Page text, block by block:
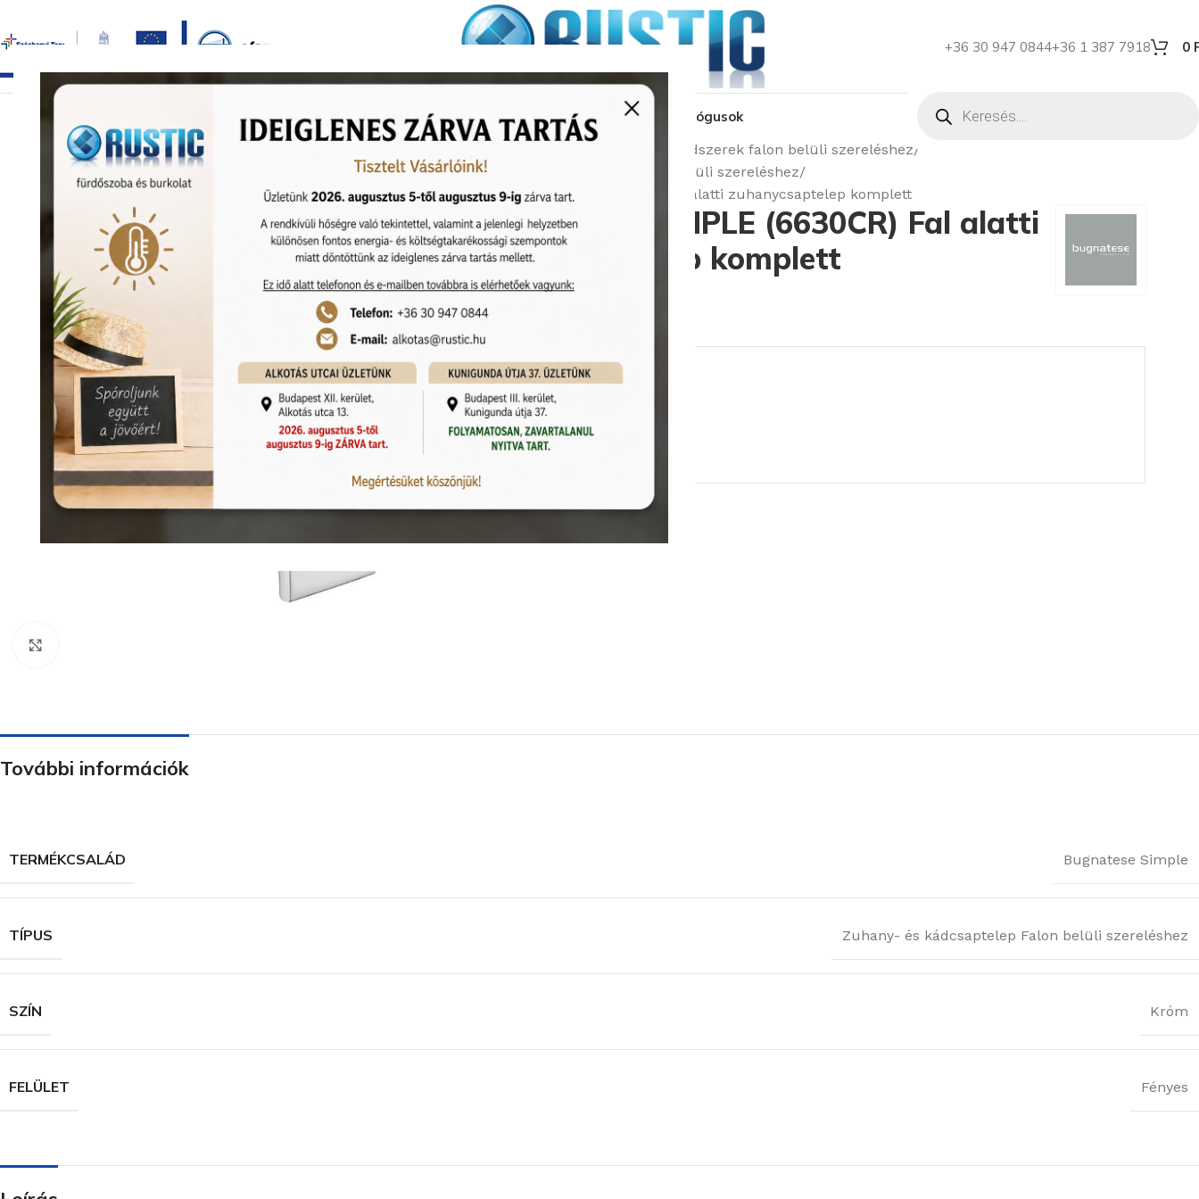
+36 30 947 0844+36 1 387 7918 0
termékek képgalériabemutatkozásüzleteink látványtervezés pályázat katalógusok
Zuhanyrendszerek falon belüli szereléshez
Zuhany- és kádcsaptelep Falon belüli szereléshez
BUGNATESE SIMPLE (6630CR) Fal alatti zuhanycsaptelep komplett
BUGNATESE SIMPLE (6630CR) Fal alatti
zuhanycsaptelep komplett
Cikkszám:
38 220
Rendelhető (2-3 hét)
KOSÁRBA TESZEM
További információk
TERMÉKCSALÁD Bugnatese Simple
TÍPUS Zuhany- és kádcsaptelep Falon belüli szereléshez
SZÍN Króm
FELÜLET Fényes